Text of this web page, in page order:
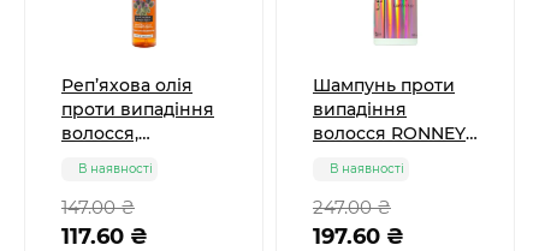
Реп’яхова олія
проти випадіння
волосся,
Jardin
В наявності
147.00 ₴
117.60 ₴
Шампунь проти
випадіння
волосся RONNEY
В наявності
247.00 ₴
197.60 ₴